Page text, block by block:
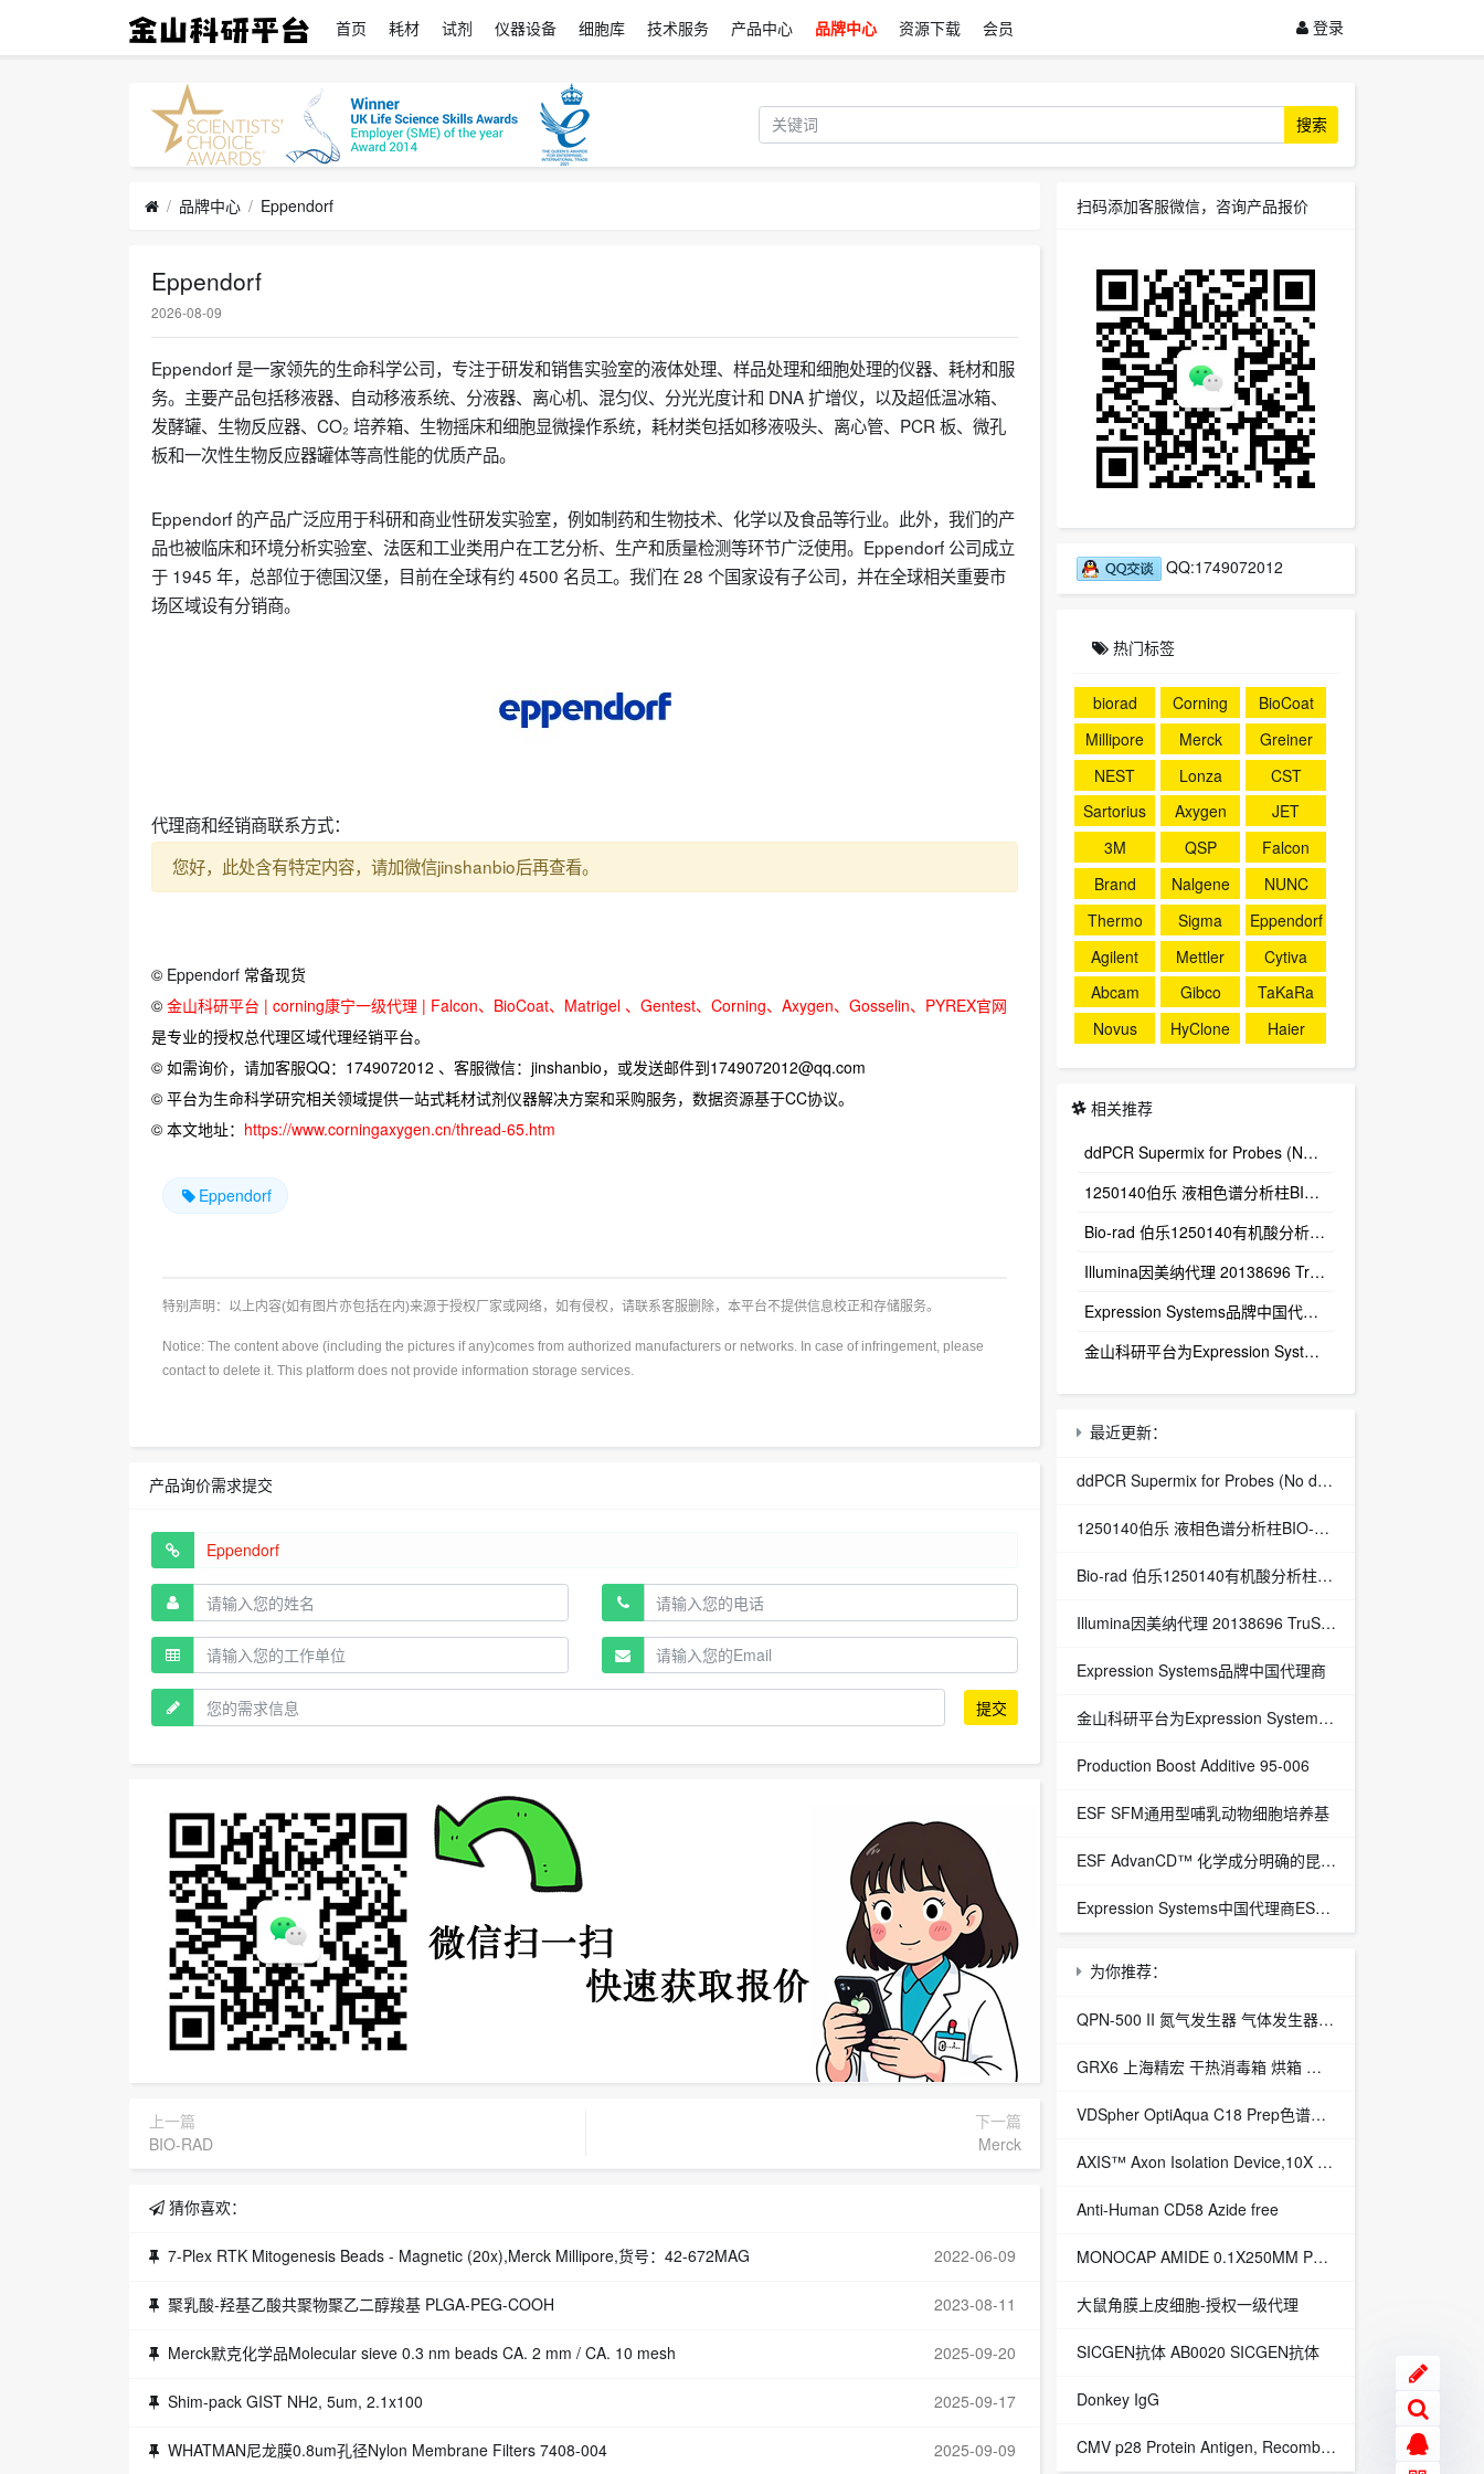
首页 耗材 试剂 仪器设备 细胞库 技术服务 产品中心 品牌中心 资源下载 会员 登录
搜索
品牌中心 Eppendorf
Eppendorf
2026-08-09
Eppendorf 是一家领先的生命科学公司，专注于研发和销售实验室的液体处理、样品处理和细胞处理的仪器、耗材和服
务。主要产品包括移液器、自动移液系统、分液器、离心机、混匀仪、分光光度计和 DNA 扩增仪，以及超低温冰箱、
发酵罐、生物反应器、CO₂ 培养箱、生物摇床和细胞显微操作系统，耗材类包括如移液吸头、离心管、PCR 板、微孔
板和一次性生物反应器罐体等高性能的优质产品。
Eppendorf 的产品广泛应用于科研和商业性研发实验室，例如制药和生物技术、化学以及食品等行业。此外，我们的产
品也被临床和环境分析实验室、法医和工业类用户在工艺分析、生产和质量检测等环节广泛使用。Eppendorf 公司成立
于 1945 年，总部位于德国汉堡，目前在全球有约 4500 名员工。我们在 28 个国家设有子公司，并在全球相关重要市
场区域设有分销商。
代理商和经销商联系方式：
您好，此处含有特定内容，请加微信jinshanbio后再查看。
© Eppendorf 常备现货
© 金山科研平台 | corning康宁一级代理 | Falcon、BioCoat、Matrigel 、Gentest、Corning、Axygen、Gosselin、PYREX官网
是专业的授权总代理区域代理经销平台。
© 如需询价，请加客服QQ：1749072012 、客服微信：jinshanbio，或发送邮件到1749072012@qq.com
© 平台为生命科学研究相关领域提供一站式耗材试剂仪器解决方案和采购服务，数据资源基于CC协议。
© 本文地址： https://www.corningaxygen.cn/thread-65.htm
Eppendorf
特别声明：以上内容(如有图片亦包括在内)来源于授权厂家或网络，如有侵权，请联系客服删除，本平台不提供信息校正和存储服务。
Notice: The content above (including the pictures if any)comes from authorized manufacturers or networks. In case of infringement, please
contact to delete it. This platform does not provide information storage services.
产品询价需求提交
提交
上一篇
BIO-RAD
下一篇
Merck
猜你喜欢：
7-Plex RTK Mitogenesis Beads - Magnetic (20x),Merck Millipore,货号：42-672MAG 2022-06-09
聚乳酸-羟基乙酸共聚物聚乙二醇羧基 PLGA-PEG-COOH 2023-08-11
Merck默克化学品Molecular sieve 0.3 nm beads CA. 2 mm / CA. 10 mesh 2025-09-20
Shim-pack GIST NH2, 5um, 2.1x100 2025-09-17
WHATMAN尼龙膜0.8um孔径Nylon Membrane Filters 7408-004 2025-09-09
扫码添加客服微信，咨询产品报价
QQ:1749072012
热门标签
biorad Corning
BioCoat
Millipore
Merck
Greiner
NEST
Lonza
CST
Sartorius
Axygen
JET
3M
QSP
Falcon
Brand
Nalgene
NUNC
Thermo
Sigma
Eppendorf
Agilent
Mettler
Cytiva
Abcam
Gibco
TaKaRa
Novus
HyClone Haier
相关推荐
ddPCR Supermix for Probes (No dUTP) 1863024
1250140伯乐 液相色谱分析柱BIO-RAD Aminex HPX-87H Column
Bio-rad 伯乐1250140有机酸分析柱 1250129保护柱芯 1250131保护柱套
‌Illumina因美纳代理 20138696 TruSight™ Oncology 500 v2 DNA Kit plus Illumina Connected Insights (48 samples)
Expression Systems品牌中国代理商
金山科研平台为Expression Systems（ES）中国独家代理商
最近更新：
ddPCR Supermix for Probes (No dUTP) 1863024
1250140伯乐 液相色谱分析柱BIO-RAD Aminex HPX-87H Column
Bio-rad 伯乐1250140有机酸分析柱 1250129保护柱芯 1250131保护柱套
‌Illumina因美纳代理 20138696 TruSight™ Oncology 500 v2 DNA Kit plus Illumina Connected Insights (48 samples)
Expression Systems品牌中国代理商
金山科研平台为Expression Systems（ES）中国独家代理商
Production Boost Additive 95-006
ESF SFM通用型哺乳动物细胞培养基
ESF AdvanCD™ 化学成分明确的昆虫细胞培养基
Expression Systems中国代理商ESF 921™昆虫细胞培养基
为你推荐：
QPN-500 II 氮气发生器 气体发生器 氮气气源
GRX6 上海精宏 干热消毒箱 烘箱 干燥箱
VDSpher OptiAqua C18 Prep色谱柱 5μm 30x20.0mm
AXIS™ Axon Isolation Device,10X 500µm,Merck Millipore,货号：AX50010TC
Anti-Human CD58 Azide free
MONOCAP AMIDE 0.1X250MM PEEK TYPE
大鼠角膜上皮细胞-授权一级代理
SICGEN抗体 AB0020 SICGEN抗体
Donkey IgG
CMV p28 Protein Antigen, Recombinant